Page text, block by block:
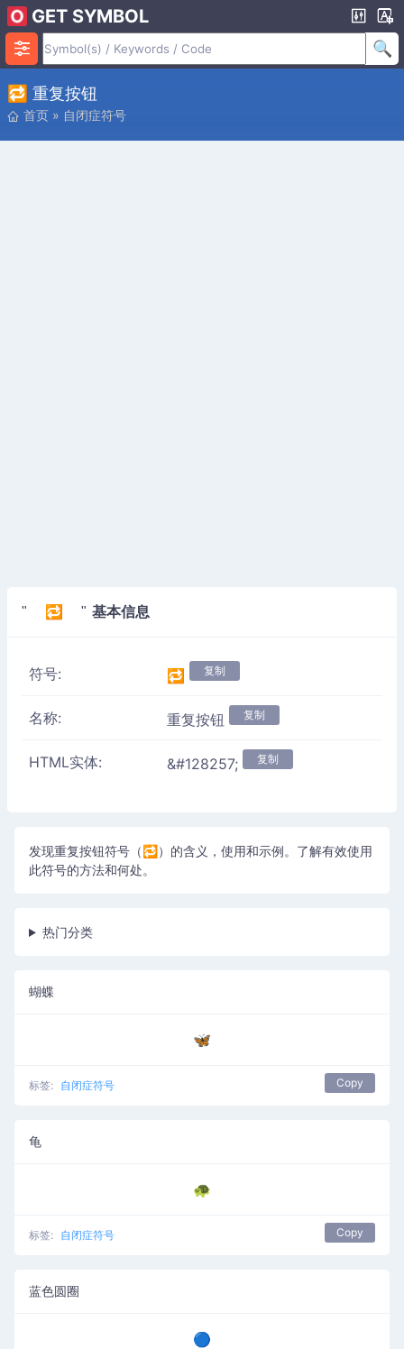
GET SYMBOL
🔁 重复按钮
首页 » 自闭症符号
" 🔁 " 基本信息
符号: 🔁 复制
名称: 重复按钮 复制
HTML实体: &#128257; 复制
发现重复按钮符号（🔁）的含义，使用和示例。了解有效使用
此符号的方法和何处。
热门分类
蝴蝶
🦋
标签: 自闭症符号 Copy
龟
🐢
标签: 自闭症符号 Copy
蓝色圆圈
🔵